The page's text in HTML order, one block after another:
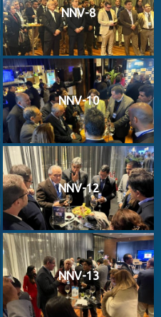
NNV-8
NNV-10
NNV-12
NNV-13